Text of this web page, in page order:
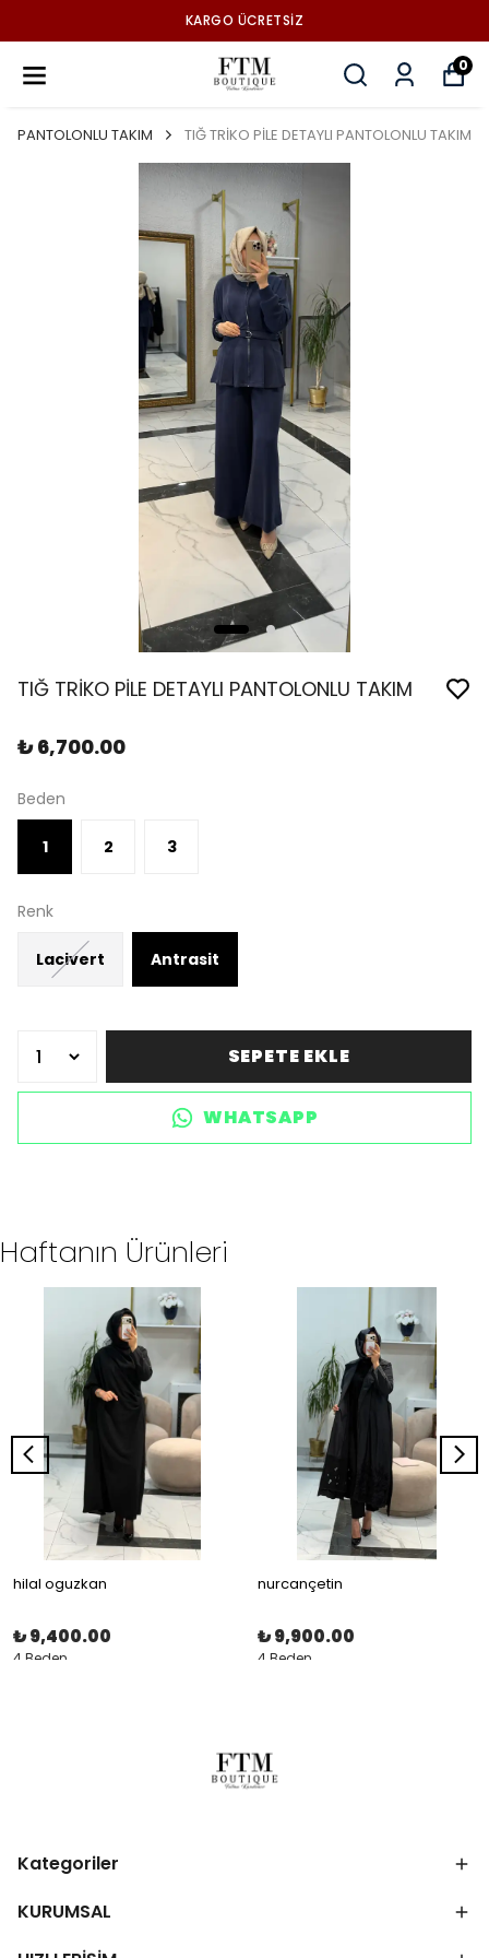
KARGO ÜCRETSİZ
0
PANTOLONLU TAKIM TIĞ TRİKO PİLE DETAYLI PANTOLONLU TAKIM
TIĞ TRİKO PİLE DETAYLI PANTOLONLU TAKIM
₺ 6,700.00
Beden
1 2 3
Renk
Lacivert Antrasit
SEPETE EKLE
WHATSAPP
Haftanın Ürünleri
hilal oguzkan
₺ 9,400.00
4 Beden
nurcançetin
₺ 9,900.00
4 Beden
Kategoriler
KURUMSAL